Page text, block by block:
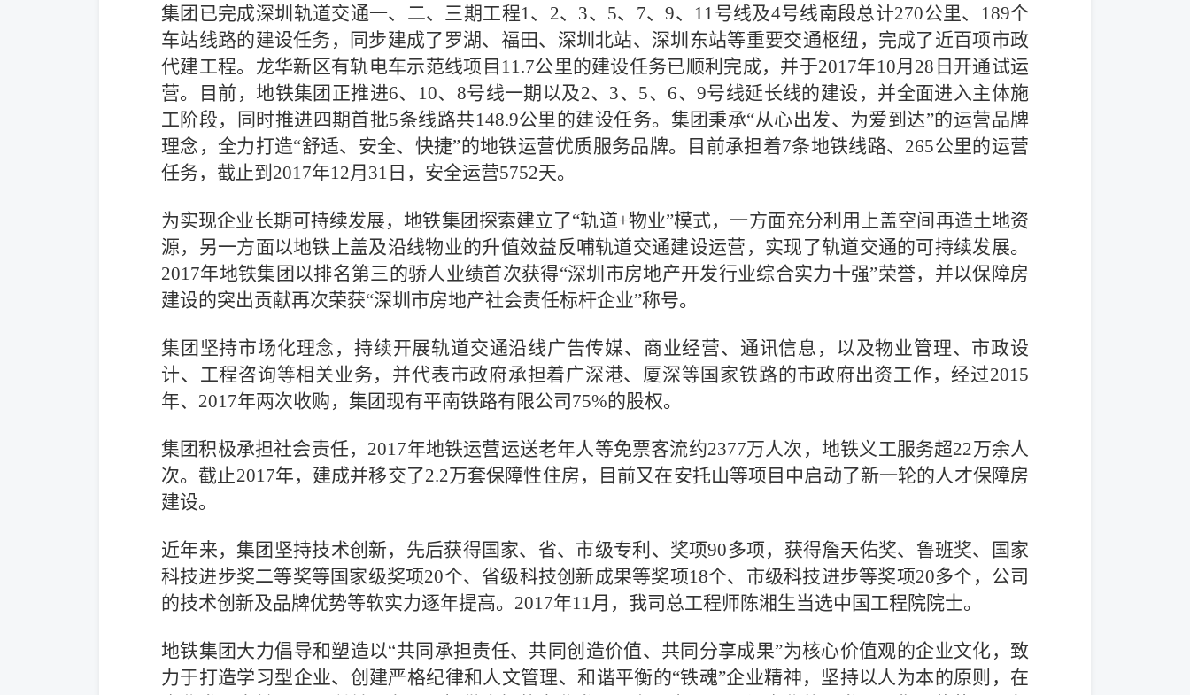
集团已完成深圳轨道交通一、二、三期工程1、2、3、5、7、9、11号线及4号线南段总计270公里、189个
车站线路的建设任务，同步建成了罗湖、福田、深圳北站、深圳东站等重要交通枢纽，完成了近百项市政
代建工程。龙华新区有轨电车示范线项目11.7公里的建设任务已顺利完成，并于2017年10月28日开通试运
营。目前，地铁集团正推进6、10、8号线一期以及2、3、5、6、9号线延长线的建设，并全面进入主体施
工阶段，同时推进四期首批5条线路共148.9公里的建设任务。集团秉承“从心出发、为爱到达”的运营品牌
理念，全力打造“舒适、安全、快捷”的地铁运营优质服务品牌。目前承担着7条地铁线路、265公里的运营
任务，截止到2017年12月31日，安全运营5752天。
为实现企业长期可持续发展，地铁集团探索建立了“轨道+物业”模式，一方面充分利用上盖空间再造土地资
源，另一方面以地铁上盖及沿线物业的升值效益反哺轨道交通建设运营，实现了轨道交通的可持续发展。
2017年地铁集团以排名第三的骄人业绩首次获得“深圳市房地产开发行业综合实力十强”荣誉，并以保障房
建设的突出贡献再次荣获“深圳市房地产社会责任标杆企业”称号。
集团坚持市场化理念，持续开展轨道交通沿线广告传媒、商业经营、通讯信息，以及物业管理、市政设
计、工程咨询等相关业务，并代表市政府承担着广深港、厦深等国家铁路的市政府出资工作，经过2015
年、2017年两次收购，集团现有平南铁路有限公司75%的股权。
集团积极承担社会责任，2017年地铁运营运送老年人等免票客流约2377万人次，地铁义工服务超22万余人
次。截止2017年，建成并移交了2.2万套保障性住房，目前又在安托山等项目中启动了新一轮的人才保障房
建设。
近年来，集团坚持技术创新，先后获得国家、省、市级专利、奖项90多项，获得詹天佑奖、鲁班奖、国家
科技进步奖二等奖等国家级奖项20个、省级科技创新成果等奖项18个、市级科技进步等奖项20多个，公司
的技术创新及品牌优势等软实力逐年提高。2017年11月，我司总工程师陈湘生当选中国工程院院士。
地铁集团大力倡导和塑造以“共同承担责任、共同创造价值、共同分享成果”为核心价值观的企业文化，致
力于打造学习型企业、创建严格纪律和人文管理、和谐平衡的“铁魂”企业精神，坚持以人为本的原则，在